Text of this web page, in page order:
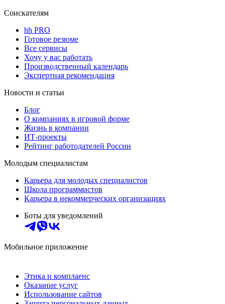
Соискателям
hh PRO
Готовое резюме
Все сервисы
Хочу у вас работать
Производственный календарь
Экспертная рекомендация
Новости и статьи
Блог
О компаниях в игровой форме
Жизнь в компании
ИТ-проекты
Рейтинг работодателей России
Молодым специалистам
Карьера для молодых специалистов
Школа программистов
Карьера в некоммерческих организациях
Боты для уведомлений
Мобильное приложение
Этика и комплаенс
Оказание услуг
Использование сайтов